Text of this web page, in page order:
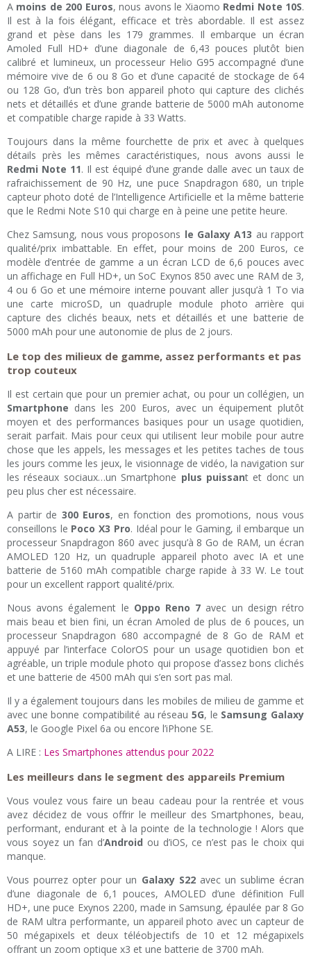
A moins de 200 Euros, nous avons le Xiaomo Redmi Note 10S.
Il est à la fois élégant, efficace et très abordable. Il est assez
grand et pèse dans les 179 grammes. Il embarque un écran
Amoled Full HD+ d’une diagonale de 6,43 pouces plutôt bien
calibré et lumineux, un processeur Helio G95 accompagné d’une
mémoire vive de 6 ou 8 Go et d’une capacité de stockage de 64
ou 128 Go, d’un très bon appareil photo qui capture des clichés
nets et détaillés et d’une grande batterie de 5000 mAh autonome
et compatible charge rapide à 33 Watts.
Toujours dans la même fourchette de prix et avec à quelques
détails près les mêmes caractéristiques, nous avons aussi le
Redmi Note 11. Il est équipé d’une grande dalle avec un taux de
rafraichissement de 90 Hz, une puce Snapdragon 680, un triple
capteur photo doté de l’Intelligence Artificielle et la même batterie
que le Redmi Note S10 qui charge en à peine une petite heure.
Chez Samsung, nous vous proposons le Galaxy A13 au rapport
qualité/prix imbattable. En effet, pour moins de 200 Euros, ce
modèle d’entrée de gamme a un écran LCD de 6,6 pouces avec
un affichage en Full HD+, un SoC Exynos 850 avec une RAM de 3,
4 ou 6 Go et une mémoire interne pouvant aller jusqu’à 1 To via
une carte microSD, un quadruple module photo arrière qui
capture des clichés beaux, nets et détaillés et une batterie de
5000 mAh pour une autonomie de plus de 2 jours.
Le top des milieux de gamme, assez performants et pas
trop couteux
Il est certain que pour un premier achat, ou pour un collégien, un
Smartphone dans les 200 Euros, avec un équipement plutôt
moyen et des performances basiques pour un usage quotidien,
serait parfait. Mais pour ceux qui utilisent leur mobile pour autre
chose que les appels, les messages et les petites taches de tous
les jours comme les jeux, le visionnage de vidéo, la navigation sur
les réseaux sociaux…un Smartphone plus puissant et donc un
peu plus cher est nécessaire.
A partir de 300 Euros, en fonction des promotions, nous vous
conseillons le Poco X3 Pro. Idéal pour le Gaming, il embarque un
processeur Snapdragon 860 avec jusqu’à 8 Go de RAM, un écran
AMOLED 120 Hz, un quadruple appareil photo avec IA et une
batterie de 5160 mAh compatible charge rapide à 33 W. Le tout
pour un excellent rapport qualité/prix.
Nous avons également le Oppo Reno 7 avec un design rétro
mais beau et bien fini, un écran Amoled de plus de 6 pouces, un
processeur Snapdragon 680 accompagné de 8 Go de RAM et
appuyé par l’interface ColorOS pour un usage quotidien bon et
agréable, un triple module photo qui propose d’assez bons clichés
et une batterie de 4500 mAh qui s’en sort pas mal.
Il y a également toujours dans les mobiles de milieu de gamme et
avec une bonne compatibilité au réseau 5G, le Samsung Galaxy
A53, le Google Pixel 6a ou encore l’iPhone SE.
A LIRE : Les Smartphones attendus pour 2022
Les meilleurs dans le segment des appareils Premium
Vous voulez vous faire un beau cadeau pour la rentrée et vous
avez décidez de vous offrir le meilleur des Smartphones, beau,
performant, endurant et à la pointe de la technologie ! Alors que
vous soyez un fan d’Android ou d’iOS, ce n’est pas le choix qui
manque.
Vous pourrez opter pour un Galaxy S22avec un sublime écran
d’une diagonale de 6,1 pouces, AMOLED d’une définition Full
HD+, une puce Exynos 2200, made in Samsung, épaulée par 8 Go
de RAM ultra performante, un appareil photo avec un capteur de
50 mégapixels et deux téléobjectifs de 10 et 12 mégapixels
offrant un zoom optique x3 et une batterie de 3700 mAh.